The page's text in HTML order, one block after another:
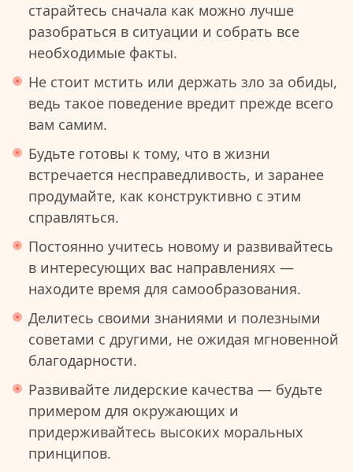
старайтесь сначала как можно лучше
разобраться в ситуации и собрать все
необходимые факты.
Не стоит мстить или держать зло за обиды,
ведь такое поведение вредит прежде всего
вам самим.
Будьте готовы к тому, что в жизни
встречается несправедливость, и заранее
продумайте, как конструктивно с этим
справляться.
Постоянно учитесь новому и развивайтесь
в интересующих вас направлениях —
находите время для самообразования.
Делитесь своими знаниями и полезными
советами с другими, не ожидая мгновенной
благодарности.
Развивайте лидерские качества — будьте
примером для окружающих и
придерживайтесь высоких моральных
принципов.